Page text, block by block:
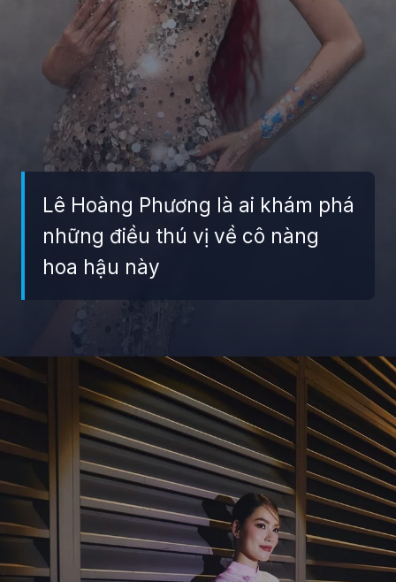
Lê Hoàng Phương là ai khám phá
những điều thú vị về cô nàng
hoa hậu này
https://giaydabonghana.com/hoa-hau-le-hoang-phuong